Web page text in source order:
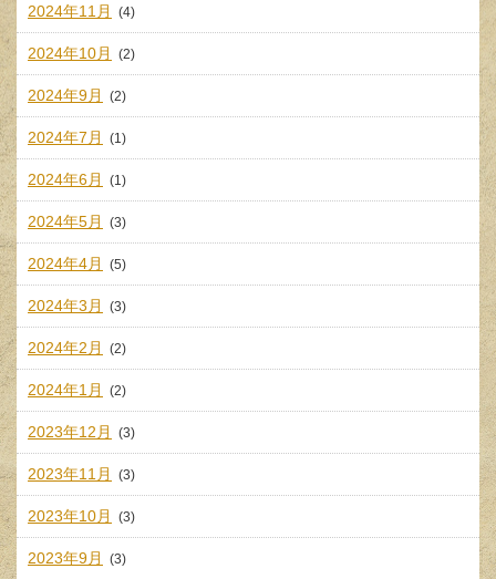
2024年11月 (4)
2024年10月 (2)
2024年9月 (2)
2024年7月 (1)
2024年6月 (1)
2024年5月 (3)
2024年4月 (5)
2024年3月 (3)
2024年2月 (2)
2024年1月 (2)
2023年12月 (3)
2023年11月 (3)
2023年10月 (3)
2023年9月 (3)